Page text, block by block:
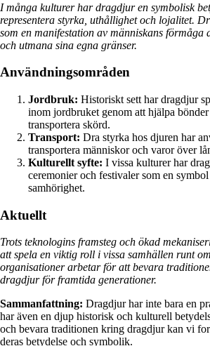
I många kulturer har dragdjur en symbolisk
representera styrka, uthållighet och lojalitet.
som en manifestation av människans förmåga
och utmana sina egna gränser.
Användningsområden
Jordbruk: Historiskt sett har dragdjur
inom jordbruket genom att hjälpa
transportera skörd.
Transport: Dra styrka hos djuren har
transportera människor och varor över
Kulturellt syfte: I vissa kulturer har
ceremonier och festivaler som en
samhörighet.
Aktuellt
Trots teknologins framsteg och ökad
att spela en viktig roll i vissa samhällen runt
organisationer arbetar för att bevara
dragdjur för framtida generationer.
Sammanfattning: Dragdjur har inte bara en
har även en djup historisk och kulturell
och bevara traditionen kring dragdjur kan vi
deras betydelse och symbolik.